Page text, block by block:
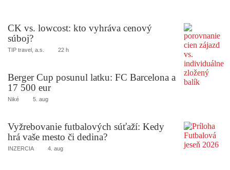
CK vs. lowcost: kto vyhráva cenový
súboj?
TIP travel, a.s. 22 h
Berger Cup posunul latku: FC Barcelona a
17 500 eur
Niké 5. aug
Vyžrebovanie futbalových súťaží: Kedy
hrá vaše mesto či dedina?
INZERCIA 4. aug